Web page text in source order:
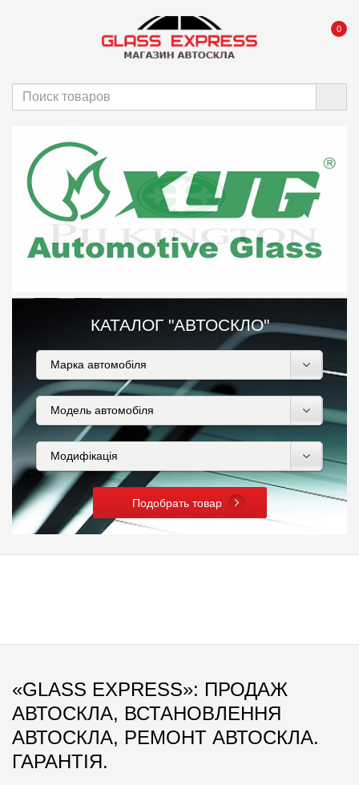
0
КАТАЛОГ "АВТОСКЛО"
Подобрать товар
«GLASS EXPRESS»: ПРОДАЖ
АВТОСКЛА, ВСТАНОВЛЕННЯ
АВТОСКЛА, РЕМОНТ АВТОСКЛА.
ГАРАНТІЯ.